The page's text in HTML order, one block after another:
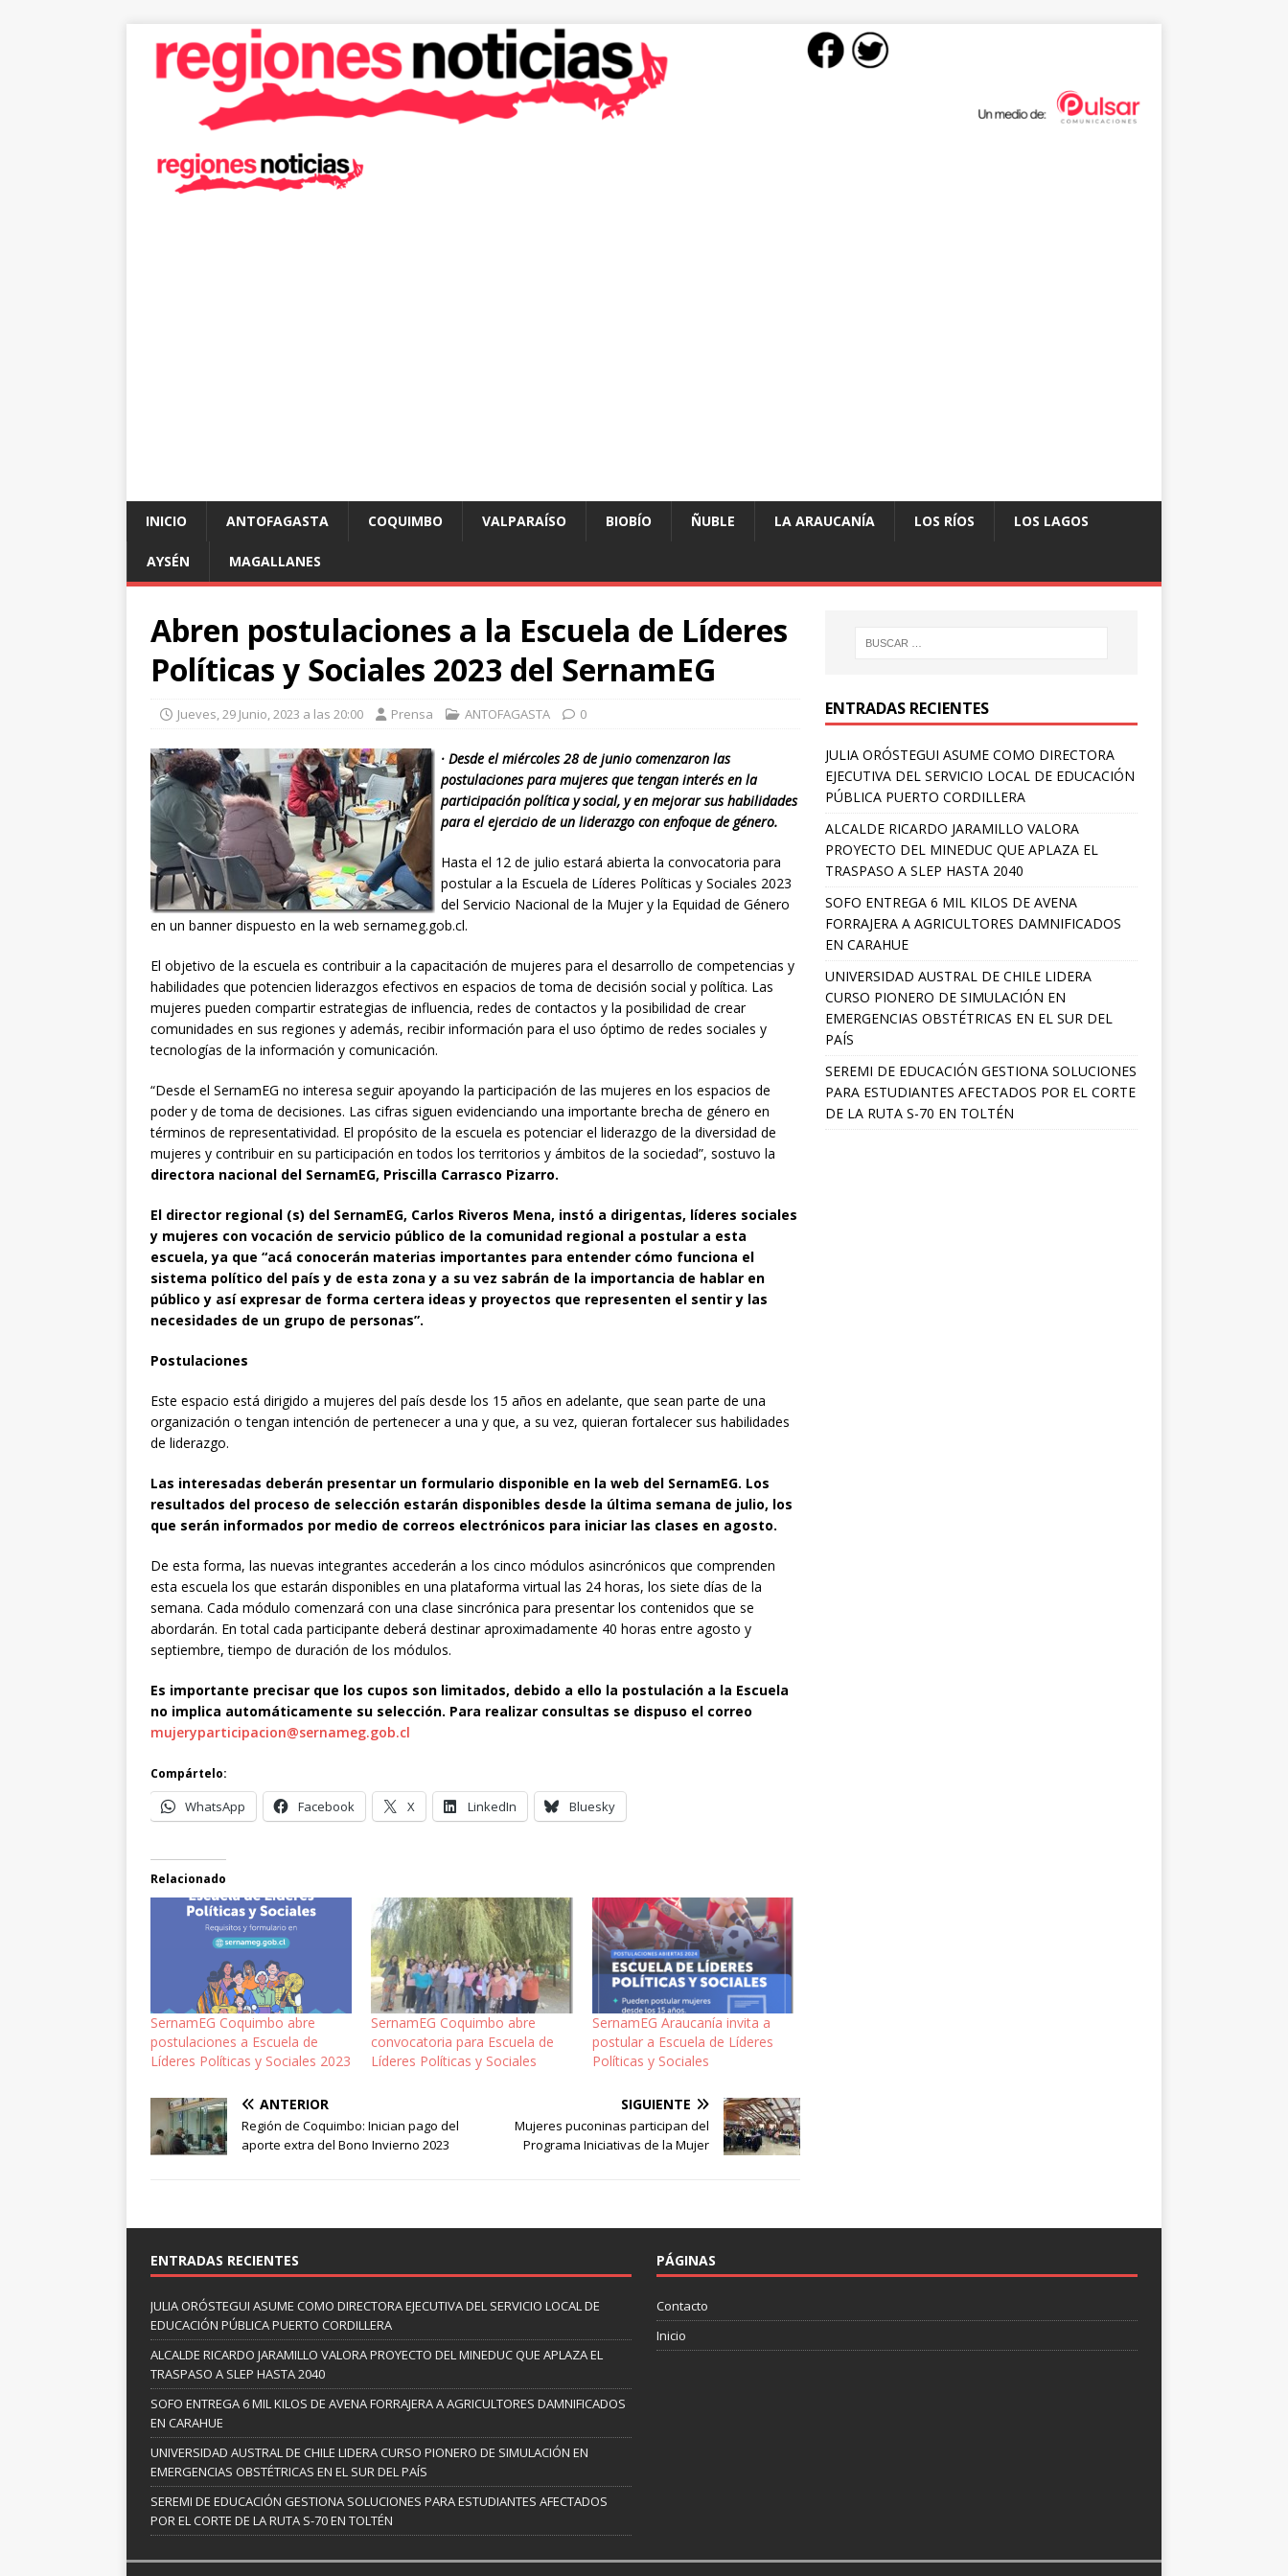
INICIO ANTOFAGASTA COQUIMBO VALPARAÍSO BIOBÍO ÑUBLE LA ARAUCANÍA LOS RÍOS LOS LAGOS
AYSÉN MAGALLANES
Abren postulaciones a la Escuela de Líderes
Políticas y Sociales 2023 del SernamEG
Jueves, 29 Junio, 2023 a las 20:00 Prensa ANTOFAGASTA 0
· Desde el miércoles 28 de junio comenzaron las
postulaciones para mujeres que tengan interés en la
participación política y social, y en mejorar sus habilidades
para el ejercicio de un liderazgo con enfoque de género.
Hasta el 12 de julio estará abierta la convocatoria para
postular a la Escuela de Líderes Políticas y Sociales 2023
del Servicio Nacional de la Mujer y la Equidad de Género
en un banner dispuesto en la web sernameg.gob.cl.
El objetivo de la escuela es contribuir a la capacitación de mujeres para el desarrollo de competencias y
habilidades que potencien liderazgos efectivos en espacios de toma de decisión social y política. Las
mujeres pueden compartir estrategias de influencia, redes de contactos y la posibilidad de crear
comunidades en sus regiones y además, recibir información para el uso óptimo de redes sociales y
tecnologías de la información y comunicación.
“Desde el SernamEG no interesa seguir apoyando la participación de las mujeres en los espacios de
poder y de toma de decisiones. Las cifras siguen evidenciando una importante brecha de género en
términos de representatividad. El propósito de la escuela es potenciar el liderazgo de la diversidad de
mujeres y contribuir en su participación en todos los territorios y ámbitos de la sociedad”, sostuvo la
directora nacional del SernamEG, Priscilla Carrasco Pizarro.
El director regional (s) del SernamEG, Carlos Riveros Mena, instó a dirigentas, líderes sociales
y mujeres con vocación de servicio público de la comunidad regional a postular a esta
escuela, ya que “acá conocerán materias importantes para entender cómo funciona el
sistema político del país y de esta zona y a su vez sabrán de la importancia de hablar en
público y así expresar de forma certera ideas y proyectos que representen el sentir y las
necesidades de un grupo de personas”.
Postulaciones
Este espacio está dirigido a mujeres del país desde los 15 años en adelante, que sean parte de una
organización o tengan intención de pertenecer a una y que, a su vez, quieran fortalecer sus habilidades
de liderazgo.
Las interesadas deberán presentar un formulario disponible en la web del SernamEG. Los
resultados del proceso de selección estarán disponibles desde la última semana de julio, los
que serán informados por medio de correos electrónicos para iniciar las clases en agosto.
De esta forma, las nuevas integrantes accederán a los cinco módulos asincrónicos que comprenden
esta escuela los que estarán disponibles en una plataforma virtual las 24 horas, los siete días de la
semana. Cada módulo comenzará con una clase sincrónica para presentar los contenidos que se
abordarán. En total cada participante deberá destinar aproximadamente 40 horas entre agosto y
septiembre, tiempo de duración de los módulos.
Es importante precisar que los cupos son limitados, debido a ello la postulación a la Escuela
no implica automáticamente su selección. Para realizar consultas se dispuso el correo
mujeryparticipacion@sernameg.gob.cl
Compártelo:
WhatsApp Facebook X LinkedIn Bluesky
Relacionado
SernamEG Coquimbo abre
postulaciones a Escuela de
Líderes Políticas y Sociales 2023
SernamEG Coquimbo abre
convocatoria para Escuela de
Líderes Políticas y Sociales
SernamEG Araucanía invita a
postular a Escuela de Líderes
Políticas y Sociales
ANTERIOR
Región de Coquimbo: Inician pago del
aporte extra del Bono Invierno 2023
SIGUIENTE
Mujeres puconinas participan del
Programa Iniciativas de la Mujer
ENTRADAS RECIENTES
JULIA ORÓSTEGUI ASUME COMO DIRECTORA
EJECUTIVA DEL SERVICIO LOCAL DE EDUCACIÓN
PÚBLICA PUERTO CORDILLERA
ALCALDE RICARDO JARAMILLO VALORA
PROYECTO DEL MINEDUC QUE APLAZA EL
TRASPASO A SLEP HASTA 2040
SOFO ENTREGA 6 MIL KILOS DE AVENA
FORRAJERA A AGRICULTORES DAMNIFICADOS
EN CARAHUE
UNIVERSIDAD AUSTRAL DE CHILE LIDERA
CURSO PIONERO DE SIMULACIÓN EN
EMERGENCIAS OBSTÉTRICAS EN EL SUR DEL
PAÍS
SEREMI DE EDUCACIÓN GESTIONA SOLUCIONES
PARA ESTUDIANTES AFECTADOS POR EL CORTE
DE LA RUTA S-70 EN TOLTÉN
ENTRADAS RECIENTES
JULIA ORÓSTEGUI ASUME COMO DIRECTORA EJECUTIVA DEL SERVICIO LOCAL DE
EDUCACIÓN PÚBLICA PUERTO CORDILLERA
ALCALDE RICARDO JARAMILLO VALORA PROYECTO DEL MINEDUC QUE APLAZA EL
TRASPASO A SLEP HASTA 2040
SOFO ENTREGA 6 MIL KILOS DE AVENA FORRAJERA A AGRICULTORES DAMNIFICADOS
EN CARAHUE
UNIVERSIDAD AUSTRAL DE CHILE LIDERA CURSO PIONERO DE SIMULACIÓN EN
EMERGENCIAS OBSTÉTRICAS EN EL SUR DEL PAÍS
SEREMI DE EDUCACIÓN GESTIONA SOLUCIONES PARA ESTUDIANTES AFECTADOS
POR EL CORTE DE LA RUTA S-70 EN TOLTÉN
PÁGINAS
Contacto
Inicio